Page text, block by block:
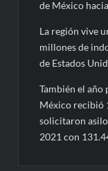
de México
La región vive
millones de
de Estados
También el año
México recibió
solicitaron
2021 con